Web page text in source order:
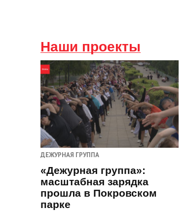
Наши проекты
ДЕЖУРНАЯ ГРУППА
«Дежурная группа»:
масштабная зарядка
прошла в Покровском
парке